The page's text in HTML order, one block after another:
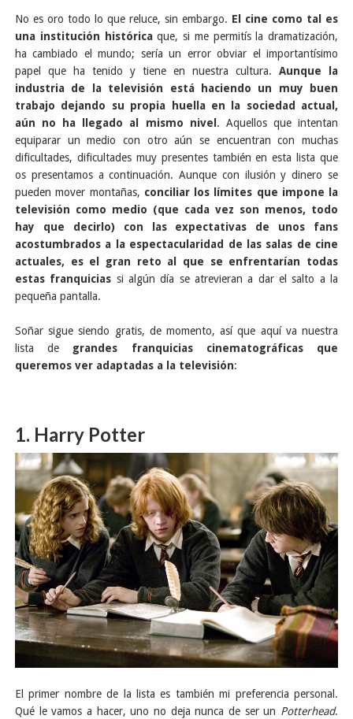
No es oro todo lo que reluce, sin embargo. El cine como tal es
una institución históricaque, si me permitís la dramatización,
ha cambiado el mundo; sería un error obviar el importantísimo
papel que ha tenido y tiene en nuestra cultura. Aunque la
industria de la televisión está haciendo un muy buen
trabajo dejando su propia huella en la sociedad actual,
aún no ha llegado al mismo nivel . Aquellos que intentan
equiparar un medio con otro aún se encuentran con muchas
dificultades, dificultades muy presentes también en esta lista que
os presentamos a continuación. Aunque con ilusión y dinero se
pueden mover montañas, conciliar los límites que impone la
televisión como medio (que cada vez son menos, todo
hay que decirlo) con las expectativas de unos fans
acostumbrados a la espectacularidad de las salas de cine
actuales, es el gran reto al que se enfrentarían todas
estas franquicias si algún día se atrevieran a dar el salto a la
pequeña pantalla.
Soñar sigue siendo gratis, de momento, así que aquí va nuestra
lista de grandes franquicias cinematográficas que
queremos ver adaptadas a la televisión:
1. Harry Potter
El primer nombre de la lista es también mi preferencia personal.
Qué le vamos a hacer, uno no deja nunca de ser un Potterhead.